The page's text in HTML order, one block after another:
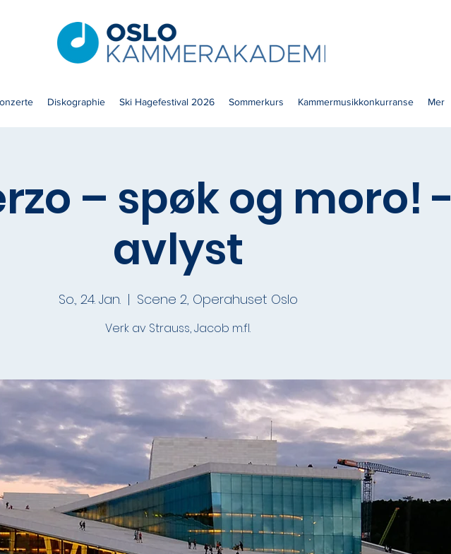
Diskographie Ski Hagefestival 2026 Sommerkurs Kammermusikkonkurranse Mer
– spøk og moro! -
avlyst
So., 24. Jan.
  |
Scene 2, Operahuset Oslo
Verk av Strauss, Jacob m.fl.